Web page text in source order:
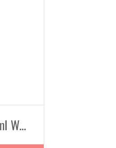
Bidon Lidl-Trek Gatorade Team 550ml Water Bottle